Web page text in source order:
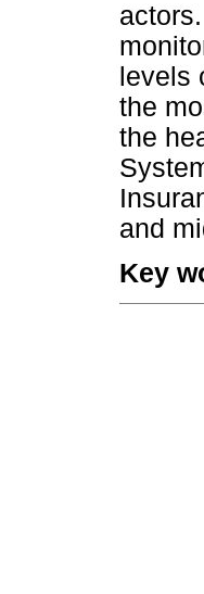
levels
the
the
and
Key